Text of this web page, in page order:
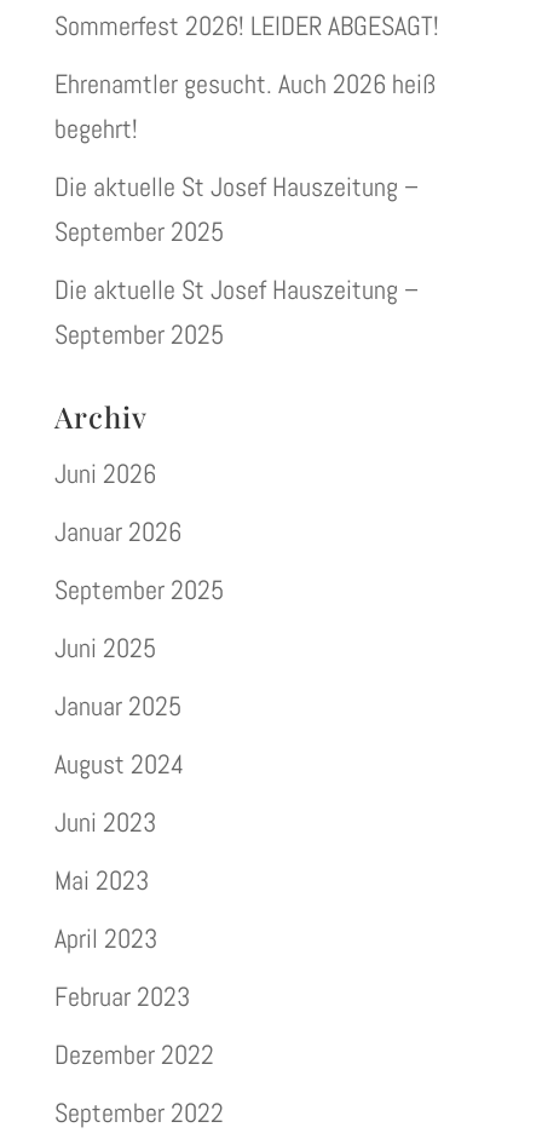
Sommerfest 2026! LEIDER ABGESAGT!
Ehrenamtler gesucht. Auch 2026 heiß
begehrt!
Die aktuelle St Josef Hauszeitung –
September 2025
Die aktuelle St Josef Hauszeitung –
September 2025
Archiv
Juni 2026
Januar 2026
September 2025
Juni 2025
Januar 2025
August 2024
Juni 2023
Mai 2023
April 2023
Februar 2023
Dezember 2022
September 2022